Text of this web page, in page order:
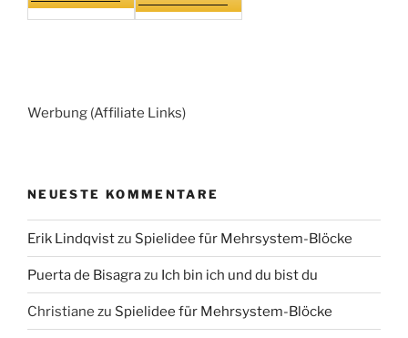
Werbung (Affiliate Links)
NEUESTE KOMMENTARE
Erik Lindqvistzu Spielidee für Mehrsystem-Blöcke
Puerta de Bisagrazu Ich bin ich und du bist du
Christiane zu Spielidee für Mehrsystem-Blöcke